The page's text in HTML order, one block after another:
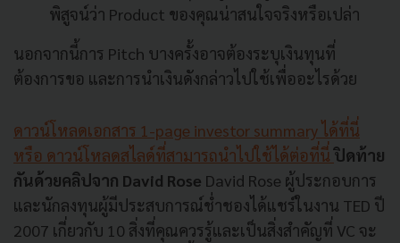
พิสูจน์ว่า Product ของคุณน่าสนใจจริงหรือเปล่า
นอกจากนี้การ Pitch บางครั้งอาจต้องระบุเงินทุนที่
ต้องการขอ และการนำเงินดังกล่าวไปใช้เพื่ออะไรด้วย
ดาวน์โหลดเอกสาร 1-page investor summary ได้ที่นี่
หรือ ดาวน์โหลดสไลด์ที่สามารถนำไปใช้ได้ต่อที่นี่ปิดท้าย
กันด้วยคลิปจาก David Rose David Rose ผู้ประกอบการ
และนักลงทุนผู้มีประสบการณ์ช่ำชองได้แชร์ในงาน TED ปี
2007 เกี่ยวกับ 10 สิ่งที่คุณควรรู้และเป็นสิ่งสำคัญที่ VC จะ